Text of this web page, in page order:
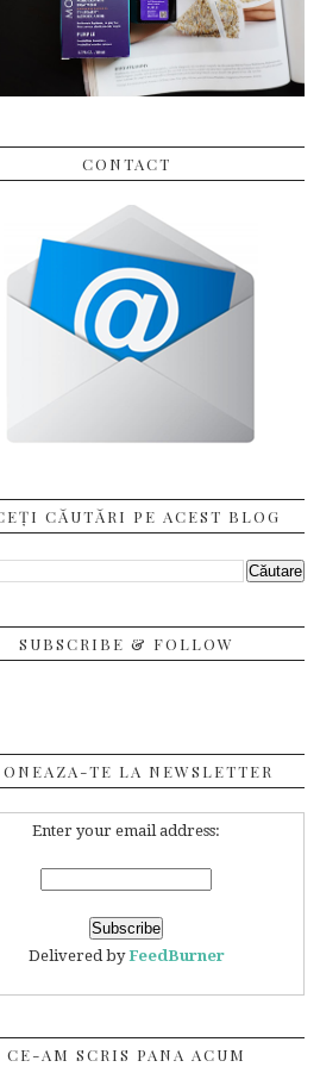
CONTACT
CĂUTĂRI PE ACEST BLOG
SUBSCRIBE & FOLLOW
TE LA NEWSLETTER
Enter your email address:
Delivered byFeedBurner
CE-AM SCRIS PANA ACUM